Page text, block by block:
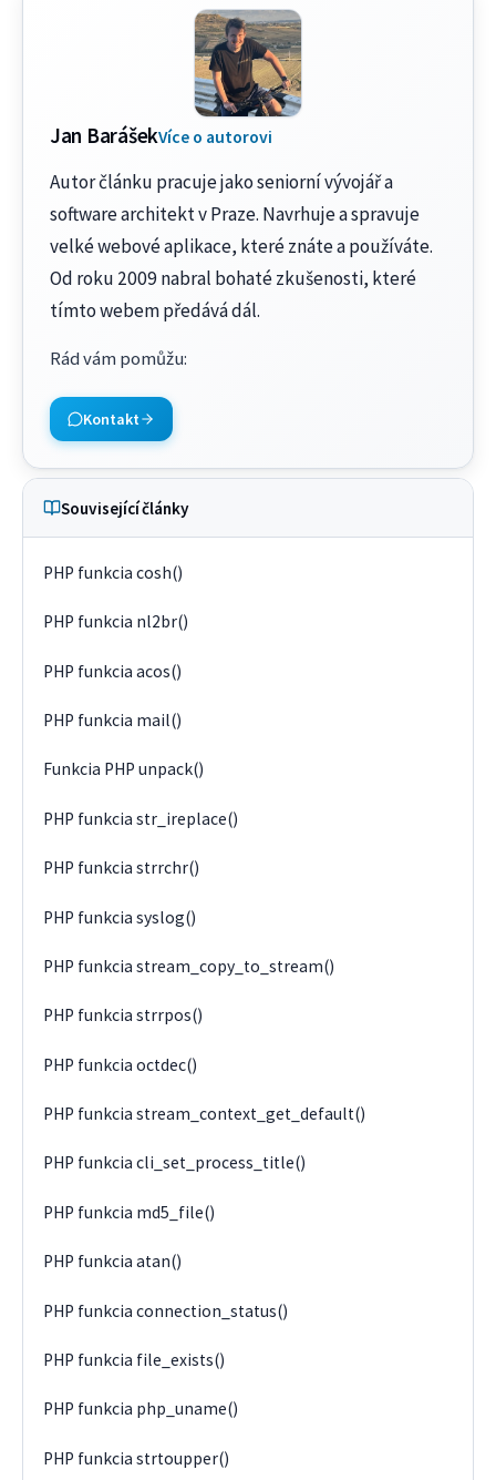
Jan BarášekVíce o autorovi
Autor článku pracuje jako seniorní vývojář a
software architekt v Praze. Navrhuje a spravuje
velké webové aplikace, které znáte a používáte.
Od roku 2009 nabral bohaté zkušenosti, které
tímto webem předává dál.
Rád vám pomůžu:
Kontakt
Související články
PHP funkcia cosh()
PHP funkcia nl2br()
PHP funkcia acos()
PHP funkcia mail()
Funkcia PHP unpack()
PHP funkcia str_ireplace()
PHP funkcia strrchr()
PHP funkcia syslog()
PHP funkcia stream_copy_to_stream()
PHP funkcia strrpos()
PHP funkcia octdec()
PHP funkcia stream_context_get_default()
PHP funkcia cli_set_process_title()
PHP funkcia md5_file()
PHP funkcia atan()
PHP funkcia connection_status()
PHP funkcia file_exists()
PHP funkcia php_uname()
PHP funkcia strtoupper()